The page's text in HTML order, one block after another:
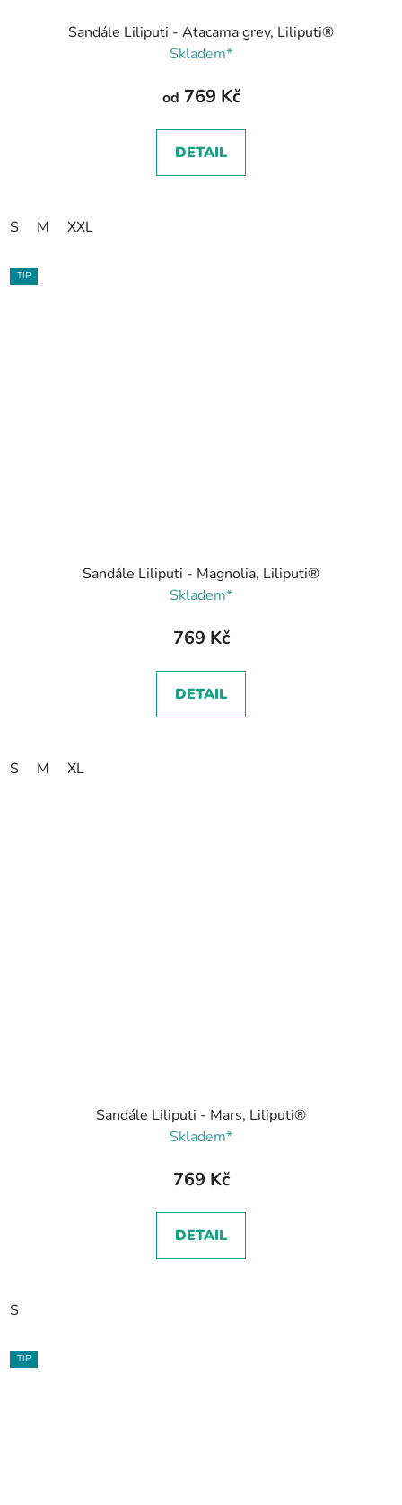
Sandále Liliputi - Atacama grey, Liliputi®
Skladem*
od 769 Kč
DETAIL
S M XXL
TIP
Sandále Liliputi - Magnolia, Liliputi®
Skladem*
769 Kč
DETAIL
S M XL
Sandále Liliputi - Mars, Liliputi®
Skladem*
769 Kč
DETAIL
S
TIP